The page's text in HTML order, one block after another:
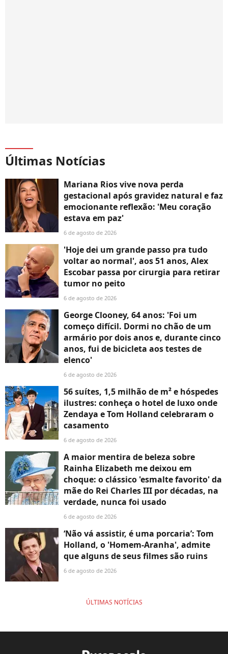
Últimas Notícias
Mariana Rios vive nova perda
gestacional após gravidez natural e faz
emocionante reflexão: 'Meu coração
estava em paz'
6 de agosto de 2026
'Hoje dei um grande passo pra tudo
voltar ao normal', aos 51 anos, Alex
Escobar passa por cirurgia para retirar
tumor no peito
6 de agosto de 2026
George Clooney, 64 anos: 'Foi um
começo difícil. Dormi no chão de um
armário por dois anos e, durante cinco
anos, fui de bicicleta aos testes de
elenco'
6 de agosto de 2026
56 suítes, 1,5 milhão de m² e hóspedes
ilustres: conheça o hotel de luxo onde
Zendaya e Tom Holland celebraram o
casamento
6 de agosto de 2026
A maior mentira de beleza sobre
Rainha Elizabeth me deixou em
choque: o clássico 'esmalte favorito' da
mãe do Rei Charles III por décadas, na
verdade, nunca foi usado
6 de agosto de 2026
‘Não vá assistir, é uma porcaria’: Tom
Holland, o 'Homem-Aranha', admite
que alguns de seus filmes são ruins
6 de agosto de 2026
ÚLTIMAS NOTÍCIAS